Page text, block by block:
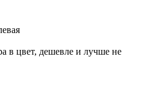
в цвет, дешевле и лучше не